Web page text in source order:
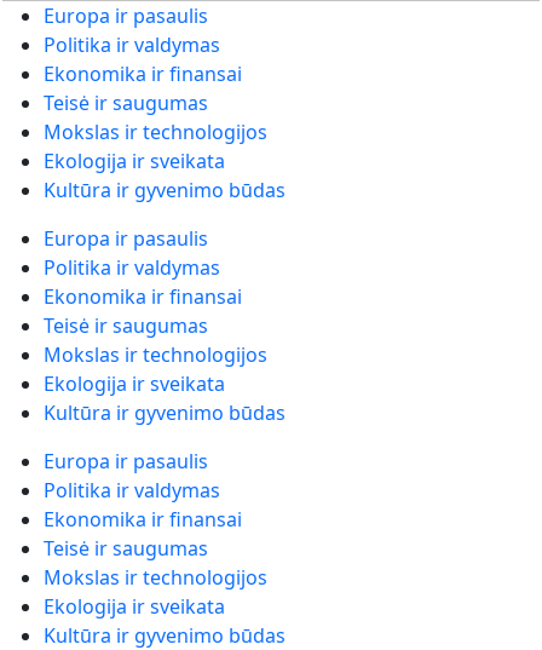
Europa ir pasaulis
Politika ir valdymas
Ekonomika ir finansai
Teisė ir saugumas
Mokslas ir technologijos
Ekologija ir sveikata
Kultūra ir gyvenimo būdas
Europa ir pasaulis
Politika ir valdymas
Ekonomika ir finansai
Teisė ir saugumas
Mokslas ir technologijos
Ekologija ir sveikata
Kultūra ir gyvenimo būdas
Europa ir pasaulis
Politika ir valdymas
Ekonomika ir finansai
Teisė ir saugumas
Mokslas ir technologijos
Ekologija ir sveikata
Kultūra ir gyvenimo būdas